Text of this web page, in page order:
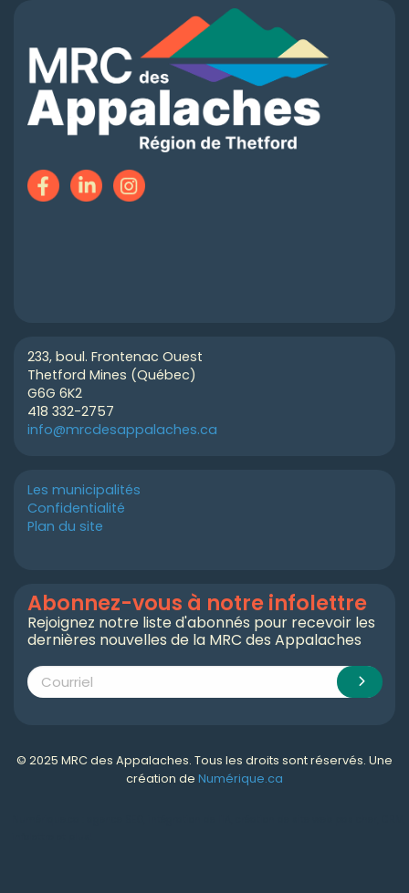
233, boul. Frontenac Ouest
Thetford Mines (Québec)
G6G 6K2
418 332-2757
info@mrcdesappalaches.ca
Les municipalités
Confidentialité
Plan du site
Abonnez-vous à notre infolettre
Rejoignez notre liste d'abonnés pour recevoir les
dernières nouvelles de la MRC des Appalaches
© 2025 MRC des Appalaches. Tous les droits sont réservés. Une
création de Numérique.ca